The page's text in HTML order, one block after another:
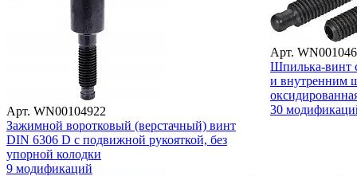
Арт. WN00104922
Зажимной воротковый (верстачный) винт
DIN 6306 D с подвижной рукояткой, без
упорной колодки
9 модификаций
Арт.
Шпилька-винт
и внутренним
30